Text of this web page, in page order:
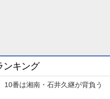
ンキング
10番は湘南・石井久継が背負う